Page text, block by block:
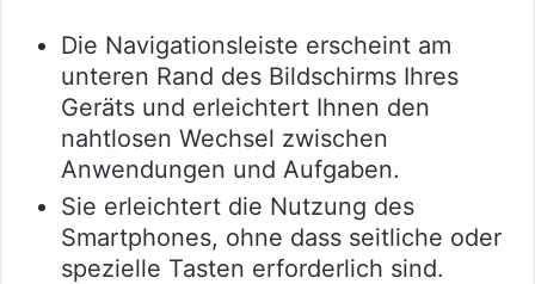
Die Navigationsleiste erscheint am
unteren Rand des Bildschirms Ihres
Geräts und erleichtert Ihnen den
nahtlosen Wechsel zwischen
Anwendungen und Aufgaben.
Sie erleichtert die Nutzung des
Smartphones, ohne dass seitliche oder
spezielle Tasten erforderlich sind.